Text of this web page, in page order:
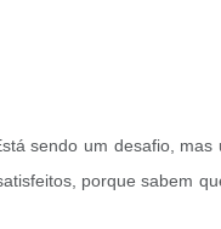
sendo um desafio, mas
porque sabem